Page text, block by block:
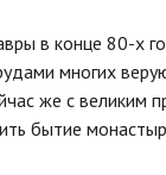
в конце 80-х
многих
же с великим
бытие